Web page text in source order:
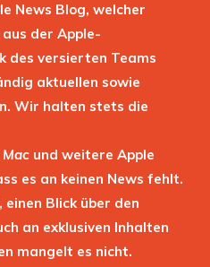
News Blog, welcher
der Apple-
des versierten Teams
aktuellen sowie
Wir halten stets die
Mac und weitere Apple
es an keinen News fehlt.
Blick über den
an exklusiven Inhalten
mangelt es nicht.